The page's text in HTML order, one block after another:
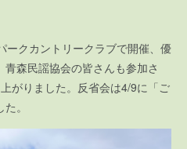
ークカントリークラブで開催、優
森民謡協会の皆さんも参加さ
がりました。反省会は4/9に「ご
。